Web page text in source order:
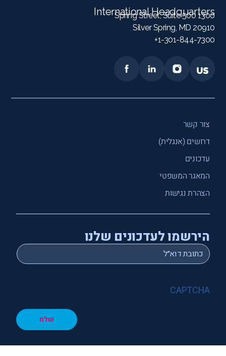
International Headquarters
1300 Spring Street, Suite 500
Silver Spring, MD 20910
1-301-844-7300+
צור קשר
דרושים (אנגלית)
עדכונים
המאגר המשפטי
הצהרת נגישות
הירשמו לעדכונים שלנו
Email
*
CAPTCHA
שלח